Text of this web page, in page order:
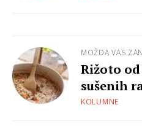
MOŽDA VAS
Rižoto
sušenih
KOLUMNE